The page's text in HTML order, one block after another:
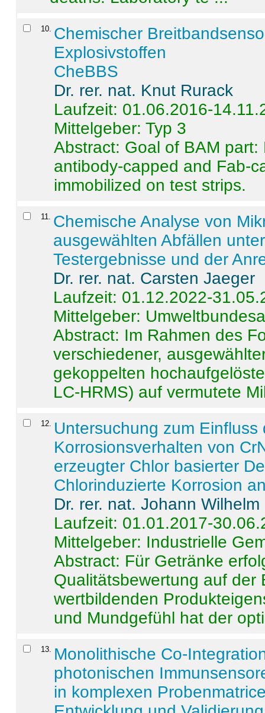
10 Chemischer
Explosivstoffen
CheBBS
Dr. rer. nat. Knut Rurack
Laufzeit: 01.06.2016-
Mittelgeber: Typ 3
Abstract: Goal of BAM
antibody-capped and Fab-
immobilized on test strips.
11
Chemische Analyse von
ausgewählten Abfällen
Testergebnisse und der
Dr. rer. nat. Carsten Jaeger
Laufzeit: 01.12.2022-
Mittelgeber:
Abstract: Im Rahmen des
verschiedener,
gekoppelten
LC-HRMS) auf vermutete
12
Untersuchung zum
Korrosionsverhalten von
erzeugter Chlor basierter
Chlorinduzierte Korrosion
Dr. rer. nat. Johann
Laufzeit: 01.01.2017-
Mittelgeber: Industrielle
Abstract: Für Getränke
Qualitätsbewertung auf der
wertbildenden
und Mundgefühl hat der
13
Monolithische Co-
photonischen
in komplexen